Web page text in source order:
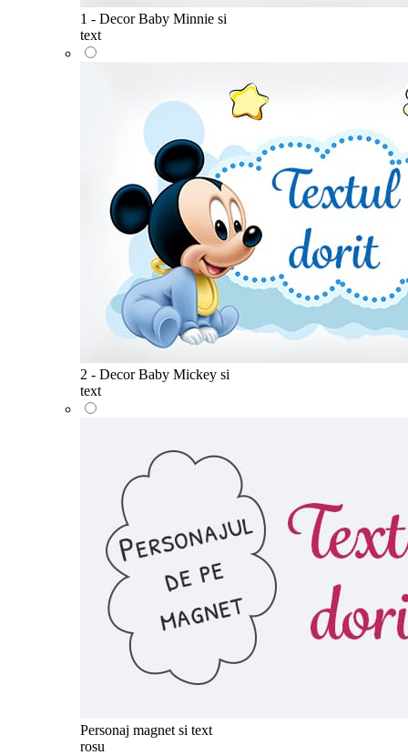
1 - Decor Baby Minnie si
text
2 - Decor Baby Mickey si
text
Personaj magnet si text
rosu